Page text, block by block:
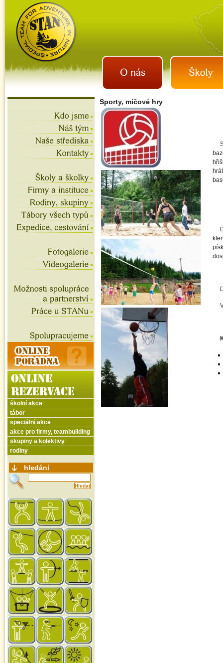
istan.cz
letní tábory 2026, školní
výlety, akce na víkend,
teambuilding
Sporty, míčové hry
.
.
.
.
školní akce
tábor
speciální akce
akce pro firmy, teambuilding
skupiny a kolektivy
rodiny
hledání